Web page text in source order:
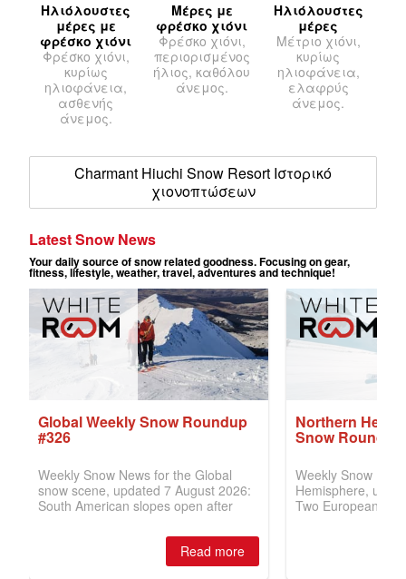
Ηλιόλουστες
μέρες με
φρέσκο χιόνι
Φρέσκο χιόνι,
κυρίως
ηλιοφάνεια,
ασθενής
άνεμος.
Μέρες με
φρέσκο χιόνι
Φρέσκο χιόνι,
περιορισμένος
ήλιος, καθόλου
άνεμος.
Ηλιόλουστες
μέρες
Μέτριο χιόνι,
κυρίως
ηλιοφάνεια,
ελαφρύς
άνεμος.
Charmant Hiuchi Snow Resort Ιστορικό
χιονοπτώσεων